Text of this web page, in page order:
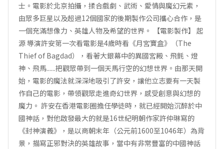
士。電影於北京拍攝，揉合戲劇、武術、愛情與魔幻元素，
由眾多巨星以及超過12個國家的後期製作公司攜心合作，是
一個充滿想像力、英雄人物及希望的世界。 【電影製作】 起
源 導演許安第一次看電影是4歲時看《月宮寶盒》（The
Thief of Bagdad），看著大銀幕中的異國宮殿、飛氈、燈
神、飛馬......把觀眾帶到一個天馬行空的幻想世界。由那天開
始，電影的魔法就深深地吸引了許安，讓他立志要有一天製
作自己的電影，帶領觀眾走進奇幻世界，感受創意與幻想的
魔力。 許安在香港電影圈擔任學徒時，就已經開始沉醉於中
國神話，對他啟發最大的就是16世紀明朝作家許仲琳寫的
《封神演義》，是以商朝末年（公元前1600至1046年）為背
景，描寫正邪對決的英雄故事，當中有非常豐富的中國神話